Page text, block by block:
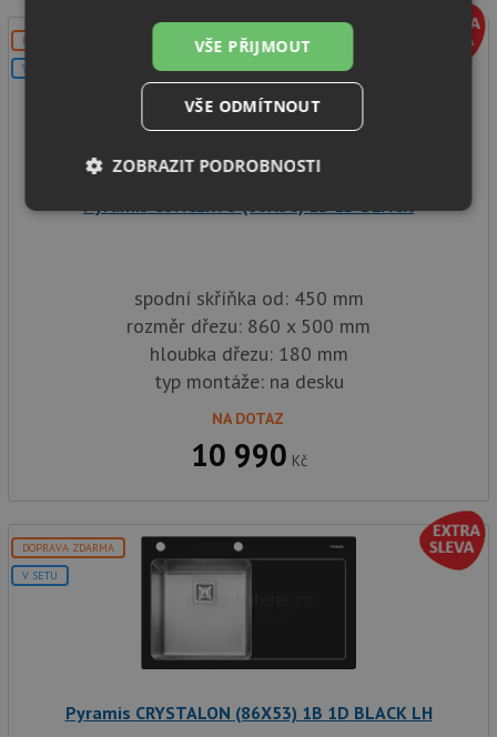
DOPRAVA ZDARMA
V SETU
Pyramis CONCERTO (86X50) 1B 1D BLACK
spodní skříňka od: 450 mm
rozměr dřezu: 860 x 500 mm
hloubka dřezu: 180 mm
typ montáže: na desku
NA DOTAZ
10 990 Kč
DOPRAVA ZDARMA
V SETU
Pyramis CRYSTALON (86X53) 1B 1D BLACK LH
VŠE PŘIJMOUT
VŠE ODMÍTNOUT
ZOBRAZIT PODROBNOSTI
Nezbytně
Výkonové
Soubory
Funkční soubory
Nezařazené
soubory
Soubory cílení
Funkční soubory
Nezařazené soubory
nezbytně nutných souborů cookie správně používat.
Název
Doména
Vyprší